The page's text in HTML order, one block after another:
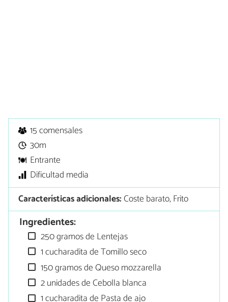
15 comensales
30m
Entrante
Dificultad media
Características adicionales:Coste barato, Frito
Ingredientes:
250 gramos de Lentejas
1 cucharadita de Tomillo seco
150 gramos de Queso mozzarella
2 unidades de Cebolla blanca
1 cucharadita de Pasta de ajo